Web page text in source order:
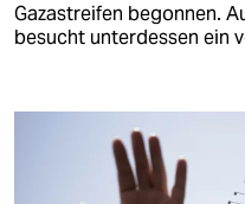
Gazastreifen begonnen.
besucht unterdessen ein